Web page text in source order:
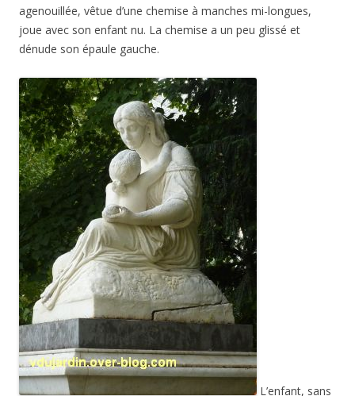
agenouillée, vêtue d’une chemise à manches mi-longues,
joue avec son enfant nu. La chemise a un peu glissé et
dénude son épaule gauche.
L’enfant, sans